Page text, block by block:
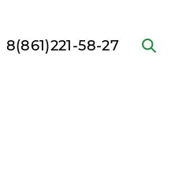
8(861)221-58-27